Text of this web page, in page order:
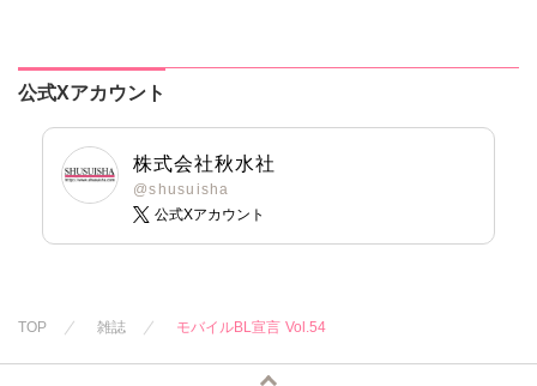
九条タカオミ
さくら蒼
紅ヶ屋
白虎丸 粕谷秀夫
公式Xアカウント
株式会社秋水社
@shusuisha
公式Xアカウント
TOP 雑誌 モバイルBL宣言 Vol.54